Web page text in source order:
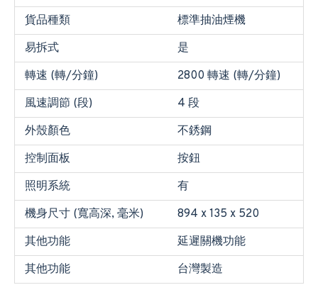
貨品種類
標準抽油煙機
易拆式
是
轉速 (轉/分鐘)
2800 轉速 (轉/分鐘)
風速調節 (段)
4 段
外殼顏色
不銹鋼
控制面板
按鈕
照明系統
有
機身尺寸 (寬高深, 毫米)
894 x 135 x 520
其他功能
延遲關機功能
其他功能
台灣製造